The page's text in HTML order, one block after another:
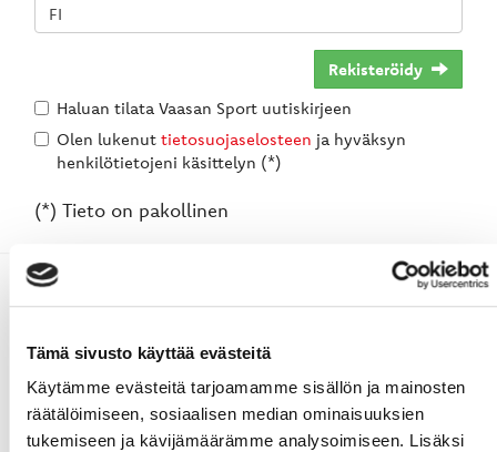
Tämä sivusto käyttää evästeitä
Käytämme evästeitä tarjoamamme sisällön ja mainosten
räätälöimiseen, sosiaalisen median ominaisuuksien
tukemiseen ja kävijämäärämme analysoimiseen. Lisäksi
Rekisteröidy
Haluan tilata Vaasan Sport uutiskirjeen
Olen lukenut tietosuojaselosteen ja hyväksyn
henkilötietojeni käsittelyn (*)
(*) Tieto on pakollinen